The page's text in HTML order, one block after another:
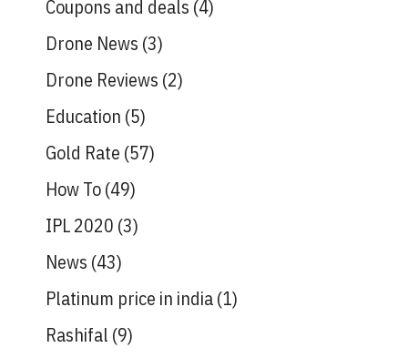
Coupons and deals (4)
Drone News (3)
Drone Reviews (2)
Education (5)
Gold Rate (57)
How To(49)
IPL 2020 (3)
News (43)
Platinum price in india(1)
Rashifal (9)